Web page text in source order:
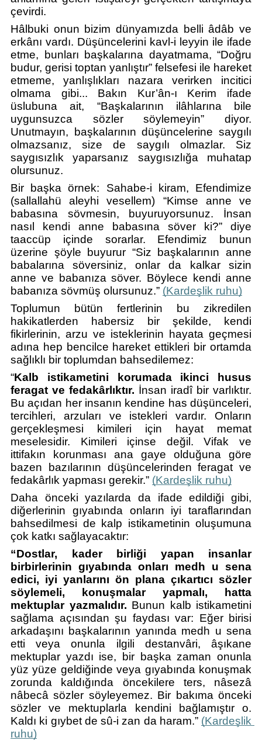
çevirdi.
Hâlbuki onun bizim dünyamızda belli âdâb ve
erkânı vardı. Düşüncelerini kavl-i leyyin ile ifade
etme, bunları başkalarına dayatmama, “Doğru
budur, gerisi toptan yanlıştır” felsefesi ile hareket
etmeme, yanlışlıkları nazara verirken incitici
olmama gibi... Bakın Kur’ân-ı Kerim ifade
üslubuna ait, “Başkalarının ilâhlarına bile
uygunsuzca sözler söylemeyin” diyor.
Unutmayın, başkalarının düşüncelerine saygılı
olmazsanız, size de saygılı olmazlar. Siz
saygısızlık yaparsanız saygısızlığa muhatap
olursunuz.
Bir başka örnek: Sahabe-i kiram, Efendimize
(sallallahü aleyhi vesellem) “Kimse anne ve
babasına sövmesin, buyuruyorsunuz. İnsan
nasıl kendi anne babasına söver ki?” diye
taaccüp içinde sorarlar. Efendimiz bunun
üzerine şöyle buyurur “Siz başkalarının anne
babalarına söversiniz, onlar da kalkar sizin
anne ve babanıza söver. Böylece kendi anne
babanıza sövmüş olursunuz.” (Kardeşlik ruhu)
Toplumun bütün fertlerinin bu zikredilen
hakikatlerden habersiz bir şekilde, kendi
fikirlerinin, arzu ve isteklerinin hayata geçmesi
adına hep bencilce hareket ettikleri bir ortamda
sağlıklı bir toplumdan bahsedilemez:
“Kalb istikametini korumada ikinci husus
feragat ve fedakârlıktır. İnsan iradî bir varlıktır.
Bu açıdan her insanın kendine has düşünceleri,
tercihleri, arzuları ve istekleri vardır. Onların
gerçekleşmesi kimileri için hayat memat
meselesidir. Kimileri içinse değil. Vifak ve
ittifakın korunması ana gaye olduğuna göre
bazen bazılarının düşüncelerinden feragat ve
fedakârlık yapması gerekir.” (Kardeşlik ruhu)
Daha önceki yazılarda da ifade edildiği gibi,
diğerlerinin gıyabında onların iyi taraflarından
bahsedilmesi de kalp istikametinin oluşumuna
çok katkı sağlayacaktır:
“Dostlar, kader birliği yapan insanlar
birbirlerinin gıyabında onları medh u sena
edici, iyi yanlarını ön plana çıkartıcı sözler
söylemeli, konuşmalar yapmalı, hatta
mektuplar yazmalıdır. Bunun kalb istikametini
sağlama açısından şu faydası var: Eğer birisi
arkadaşını başkalarının yanında medh u sena
etti veya onunla ilgili destanvâri, âşıkane
mektuplar yazdı ise, bir başka zaman onunla
yüz yüze geldiğinde veya gıyabında konuşmak
zorunda kaldığında öncekilere ters, nâsezâ
nâbecâ sözler söyleyemez. Bir bakıma önceki
sözler ve mektuplarla kendini bağlamıştır o.
Kaldı ki gıybet de sû-i zan da haram.” (Kardeşlik
ruhu)